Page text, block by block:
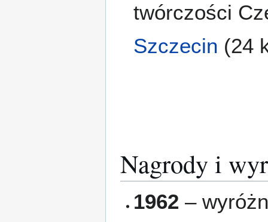
twórczości
Szczecin (24
Nagrody i
1962 –